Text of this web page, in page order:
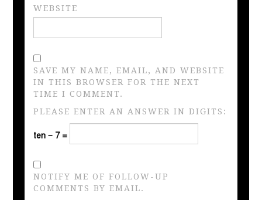
WEBSITE
SAVE MY NAME, EMAIL, AND WEBSITE
IN THIS BROWSER FOR THE NEXT
TIME I COMMENT.
PLEASE ENTER AN ANSWER IN DIGITS:
ten − 7 =
NOTIFY ME OF FOLLOW-UP
COMMENTS BY EMAIL.